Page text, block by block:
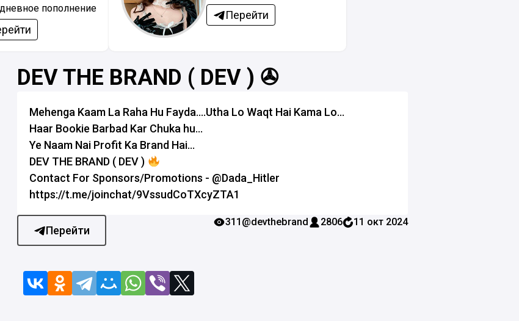
пополнение
Перейти
DEV THE BRAND ( DEV ) ✇
Mehenga Kaam La Raha Hu Fayda....Utha Lo Waqt Hai Kama Lo...
Haar Bookie Barbad Kar Chuka hu...
Ye Naam Nai Profit Ka Brand Hai...
DEV THE BRAND ( DEV )
Contact For Sponsors/Promotions - @Dada_Hitler
https://t.me/joinchat/9VssudCoTXcyZTA1
Перейти
311 @devthebrand 2806 11 окт 2024